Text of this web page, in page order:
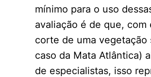
mínimo para o uso
avaliação é de que,
corte de uma
caso da Mata Atlântica)
de especialistas, isso